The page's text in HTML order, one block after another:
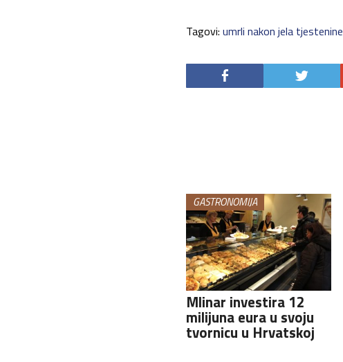
Tagovi:umrli nakon jela tjestenine
GASTRONOMIJA
Mlinar investira 12
milijuna eura u svoju
tvornicu u Hrvatskoj